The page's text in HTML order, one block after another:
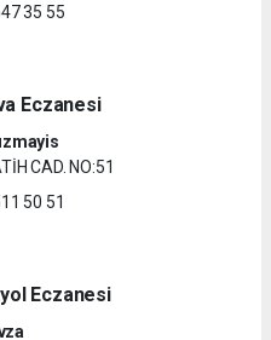
35 55
Eczanesi
CAD. NO:51
50 51
Eczanesi